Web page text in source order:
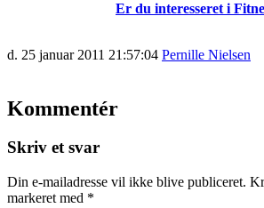
Er du interesseret i
d. 25 januar 2011 21:57:04 Pernille Nielsen
Kommentér
Skriv et svar
Din e-mailadresse vil ikke blive publiceret.
markeret med *